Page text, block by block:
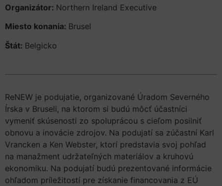
Organizátor: Northern Ireland Executive
Miesto konania: Brusel
Štát: Belgicko
ReNEW je podujatie, organizované Úradom Severného
Írska v Bruseli, na ktorom si budú môcť účastníci
vymeniť skúsenosti zo spoluprácou s cieľom posilniť
obnovu a inovácie zdrojov. Na podujatí sa zúčastní Karl
Vrancken a Ken Webster, ktorí predstavia svoj pohľad
na manažment udržateľných materiálov a kruhovú
ekonomiku. Na podujatí budú prezentované informácie
ohľadom príležitostí pre získanie financovania z EÚ